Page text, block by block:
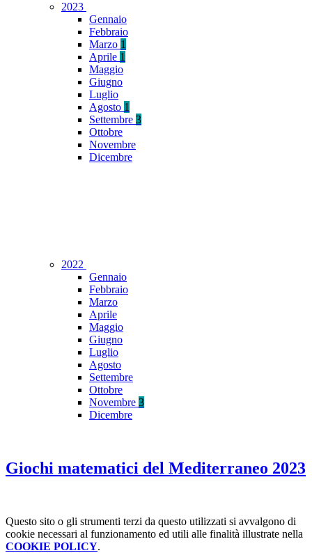
2023
Gennaio
Febbraio
Marzo 1
Aprile 1
Maggio
Giugno
Luglio
Agosto 1
Settembre 3
Ottobre
Novembre
Dicembre
2022
Gennaio
Febbraio
Marzo
Aprile
Maggio
Giugno
Luglio
Agosto
Settembre
Ottobre
Novembre 3
Dicembre
Giochi matematici del Mediterraneo 2023
Questo sito o gli strumenti terzi da questo utilizzati si avvalgono di
cookie necessari al funzionamento ed utili alle finalità illustrate nella
COOKIE POLICY.